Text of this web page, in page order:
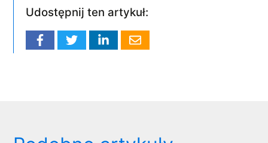
Udostępnij ten artykuł: